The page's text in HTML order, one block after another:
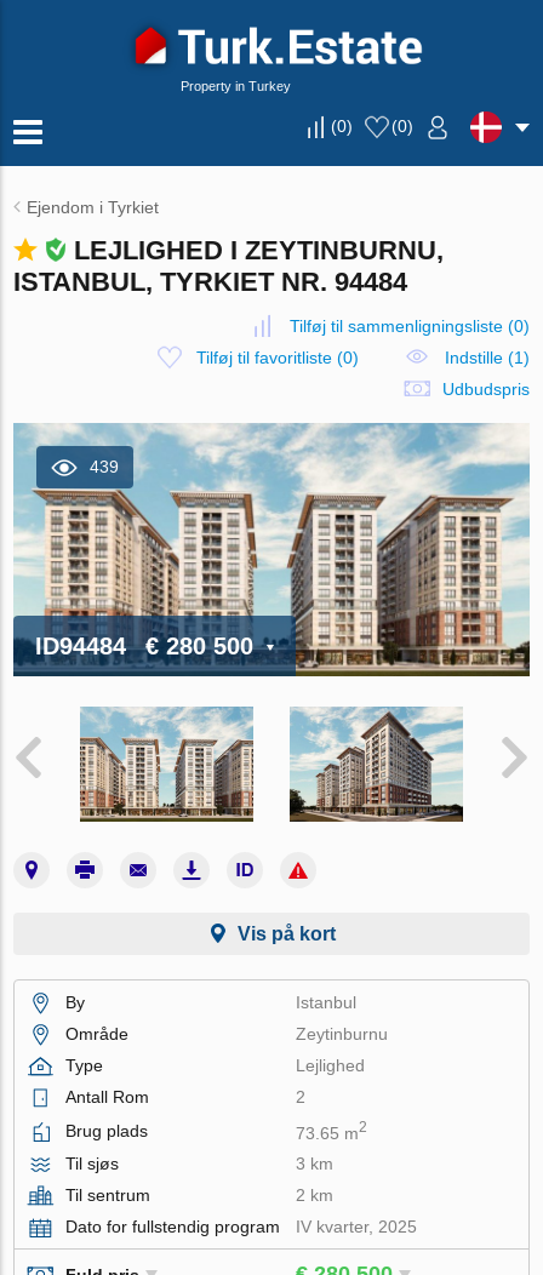
Property in Turkey
(0) (0)
Ejendom i Tyrkiet
LEJLIGHED I ZEYTINBURNU,
ISTANBUL, TYRKIET NR. 94484
Tilføj til sammenligningsliste(0)
Tilføj til favoritliste (0)
Indstille (1)
Udbudspris
439
ID94484 € 280 500
Vis på kort
By
Istanbul
Område
Zeytinburnu
Type
Lejlighed
Antall Rom
2
Brug plads
73.65 m2
Til sjøs
3 km
Til sentrum
2 km
Dato for fullstendig program
IV kvarter, 2025